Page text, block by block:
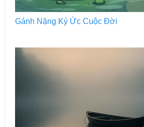
Gánh Nặng Ký Ức Cuộc Đời